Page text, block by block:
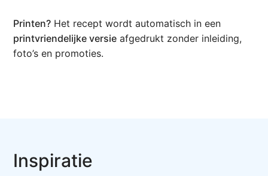
Printen? Het recept wordt automatisch in een
printvriendelijke versie afgedrukt zonder inleiding,
foto’s en promoties.
Inspiratie